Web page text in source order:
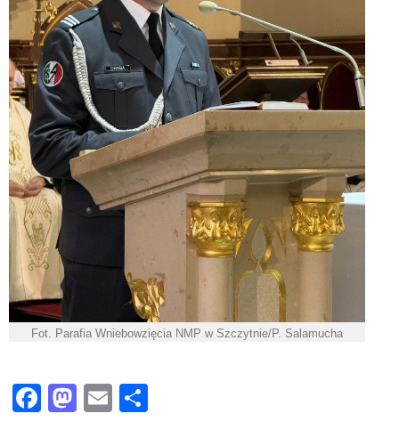
Fot. Parafia Wniebowzięcia NMP w Szczytnie/P. Salamucha
Facebook
Mastodon
Email